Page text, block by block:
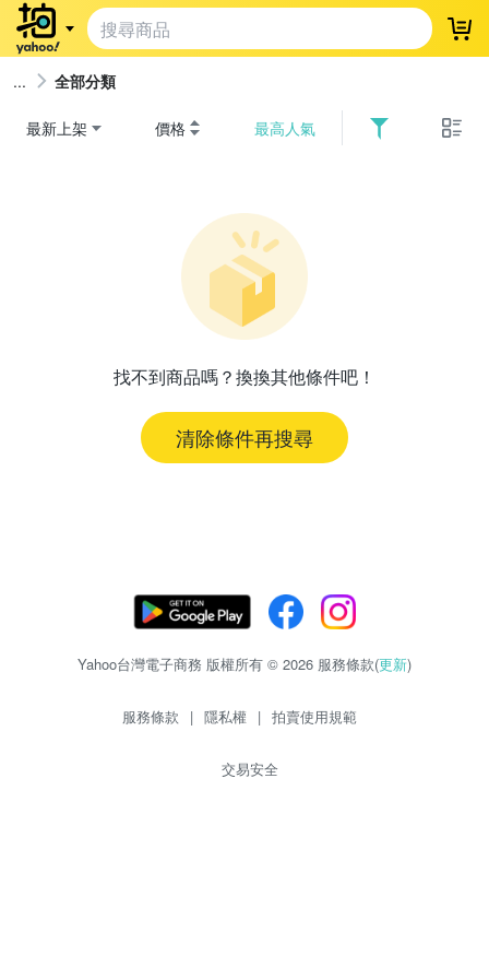
登
全部分類
最新上架 價格 最高人氣
找不到商品嗎？換換其他條件吧！
清除條件再搜尋
Yahoo台灣電子商務 版權所有 © 2026 服務條款(更新)
服務條款 | 隱私權 | 拍賣使用規範
交易安全